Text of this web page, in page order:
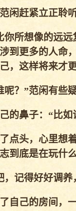
闲赶紧立正聆听
所想像的远远
到更多的人命
，这样将来才
？”范闲有些疑
的鼻子：“比如
点头，心里想
到底是在玩什么
记得好好调养
自己的房间，